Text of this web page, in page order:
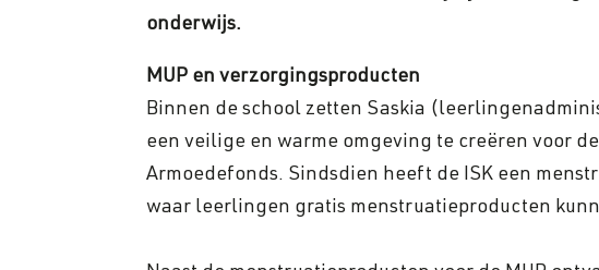
onderwijs.
MUP en verzorgingsproducten
Binnen de school zetten Saskia
een veilige en warme omgeving te creëren voor
Armoedefonds. Sindsdien heeft de ISK een
waar leerlingen gratis menstruatieproducten